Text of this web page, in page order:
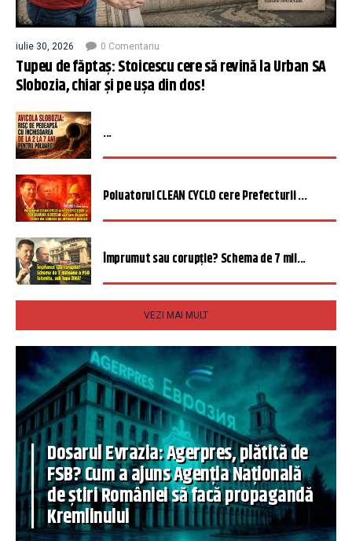
iulie 30, 2026 0 Comentariu
Tupeu de făptaș: Stoicescu cere să revină la Urban SA
Slobozia, chiar și pe ușa din dos!
...
Poluatorul CLEAN CYCLO cere Prefecturii ...
Împrumut sau corupție? Schema de 7 mil...
VEZI MAI MULT
Dosarul Evrazia: Agerpres, plătită de
FSB? Cum a ajuns Agenția Națională
de știri României să facă propagandă
Kremlinului